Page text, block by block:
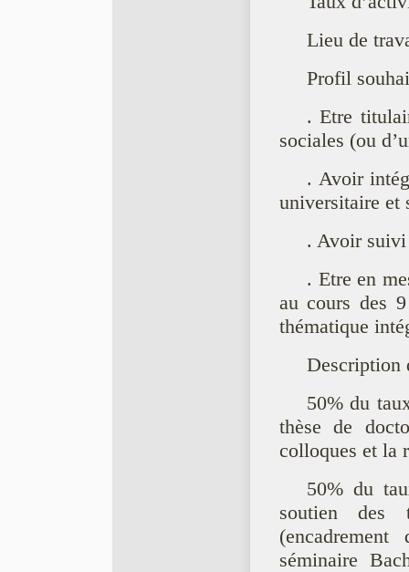
Lieu de
Profil
. Etre
sociales (ou
. Avoir
universitaire et
. Avoir suivi
. Etre en
au cours des
thématique
Description
50% du
thèse de
colloques et la
50% du
soutien des
séminaire